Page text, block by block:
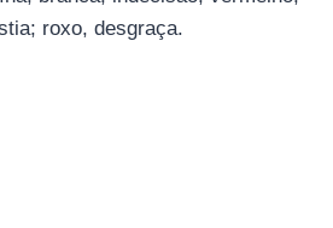
roxo, desgraça.